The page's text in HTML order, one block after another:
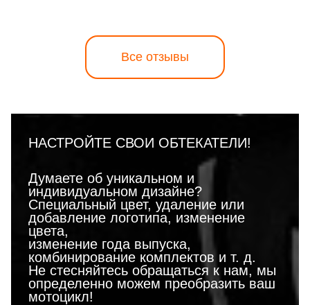
Все отзывы
НАСТРОЙТЕ СВОИ ОБТЕКАТЕЛИ!
Думаете об уникальном и
индивидуальном дизайне?
Специальный цвет, удаление или
добавление логотипа, изменение
цвета,
изменение года выпуска,
комбинирование комплектов и т. д.
Не стесняйтесь обращаться к нам, мы
определенно можем преобразить ваш
мотоцикл!